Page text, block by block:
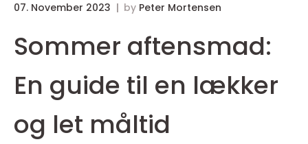
07. November 2023 by Peter Mortensen
Sommer aftensmad:
En guide til en lækker
og let måltid